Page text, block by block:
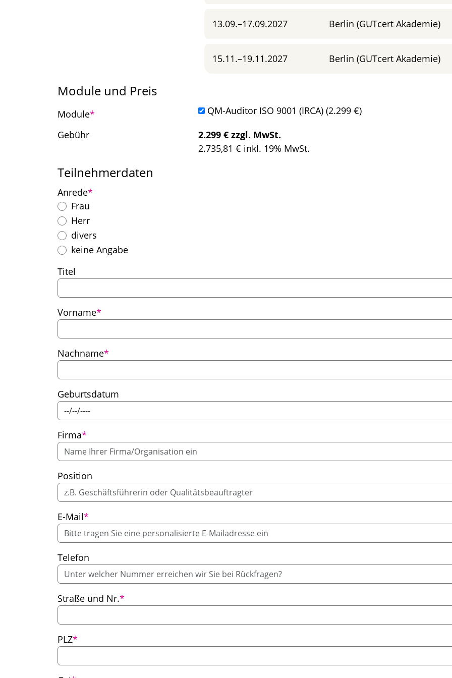
13.09.–17.09.2027 Berlin (GUTcert Akademie)
15.11.–19.11.2027 Berlin (GUTcert Akademie)
Module und Preis
Pflichtfeld
Module*
QM-Auditor ISO 9001 (IRCA) (2.299 €)
Gebühr
2.299 € zzgl. MwSt.
2.735,81 € inkl. 19% MwSt.
Teilnehmerdaten
Pflichtfeld
Anrede*
Frau
Herr
divers
keine Angabe
Titel
Pflichtfeld
Vorname*
Pflichtfeld
Nachname*
Geburtsdatum
Pflichtfeld
Firma*
Position
Pflichtfeld
E-Mail*
Telefon
Pflichtfeld
Straße und Nr.*
Pflichtfeld
PLZ*